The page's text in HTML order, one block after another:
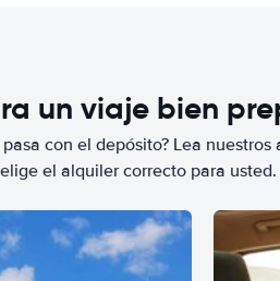
un viaje bien
con el depósito? Lea
el alquiler correcto para usted.